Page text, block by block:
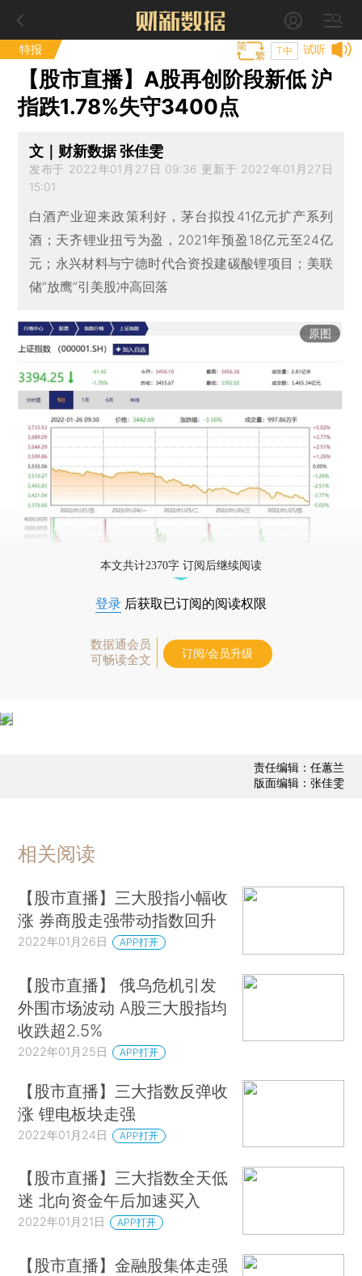
特报 试听
T中
【股市直播】A股再创阶段新低 沪
指跌1.78%失守3400点
文｜财新数据 张佳雯
发布于 2022年01月27日 09:36 更新于 2022年01月27日
15:01
白酒产业迎来政策利好，茅台拟投41亿元扩产系列
酒；天齐锂业扭亏为盈，2021年预盈18亿元至24亿
元；永兴材料与宁德时代合资投建碳酸锂项目；美联
储“放鹰”引美股冲高回落
原图
本文共计2370字 订阅后继续阅读
登录 后获取已订阅的阅读权限
数据通会员
可畅读全文
订阅/会员升级
责任编辑：任蕙兰
版面编辑：张佳雯
相关阅读
【股市直播】三大股指小幅收
涨 券商股走强带动指数回升
2022年01月26日 APP打开
【股市直播】 俄乌危机引发
外围市场波动 A股三大股指均
收跌超2.5%
2022年01月25日 APP打开
【股市直播】三大指数反弹收
涨 锂电板块走强
2022年01月24日 APP打开
【股市直播】三大指数全天低
迷 北向资金午后加速买入
2022年01月21日 APP打开
【股市直播】金融股集体走强